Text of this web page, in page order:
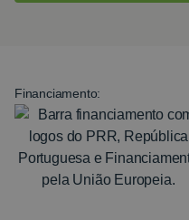
Financiamento: